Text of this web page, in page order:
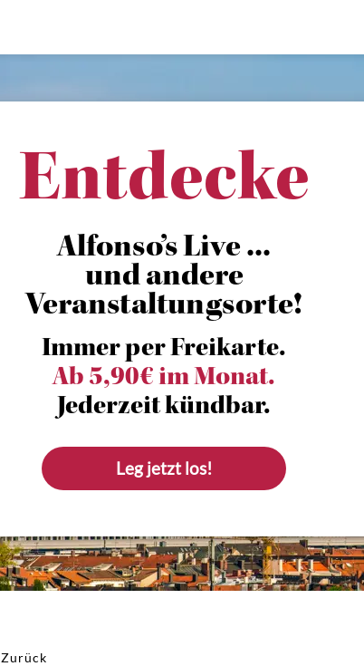
Entdecke
Alfonso’s Live ...
und andere
Veranstaltungsorte!
Immer per Freikarte.
Ab 5,90€ im Monat.
Jederzeit kündbar.
Leg jetzt los!
Zurück